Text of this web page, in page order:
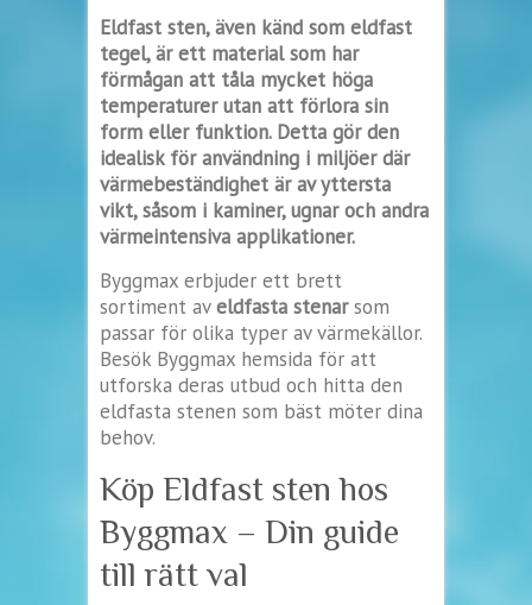
Eldfast sten, även känd som eldfast
tegel, är ett material som har
förmågan att tåla mycket höga
temperaturer utan att förlora sin
form eller funktion. Detta gör den
idealisk för användning i miljöer där
värmebeständighet är av yttersta
vikt, såsom i kaminer, ugnar och andra
värmeintensiva applikationer.
Byggmax erbjuder ett brett
sortiment aveldfasta stenarsom
passar för olika typer av värmekällor.
Besök Byggmax hemsida för att
utforska deras utbud och hitta den
eldfasta stenen som bäst möter dina
behov.
Köp Eldfast sten hos
Byggmax – Din guide
till rätt val